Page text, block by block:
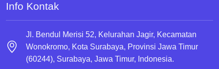
Info Kontak
Jl. Bendul Merisi 52, Kelurahan Jagir, Kecamatan
Wonokromo, Kota Surabaya, Provinsi Jawa Timur
(60244), Surabaya, Jawa Timur, Indonesia.